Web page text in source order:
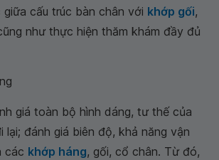
giữa cấu trúc bàn chân với khớp gối,
như thực hiện thăm khám đầy đủ
giá toàn bộ hình dáng, tư thế của
lại; đánh giá biên độ, khả năng vận
các khớp háng, gối, cổ chân. Từ đó,